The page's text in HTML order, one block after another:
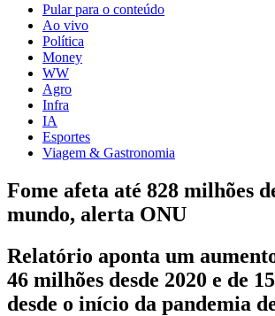
Pular para o conteúdo
Ao vivo
Política
Money
WW
Agro
Infra
IA
Esportes
Viagem & Gastronomia
Fome afeta até 828 milhões
mundo, alerta ONU
Relatório aponta um
46 milhões desde 2020 e de
desde o início da pandemia